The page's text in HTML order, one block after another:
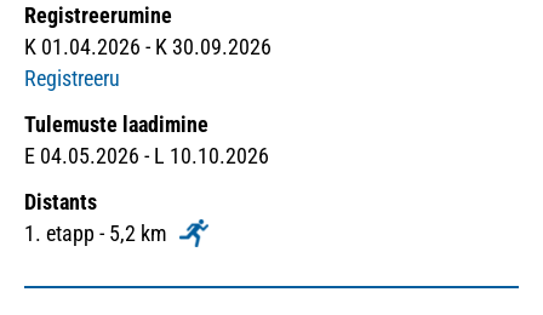
Registreerumine
K 01.04.2026 - K 30.09.2026
Registreeru
Tulemuste laadimine
E 04.05.2026 - L 10.10.2026
Distants
1. etapp - 5,2 km